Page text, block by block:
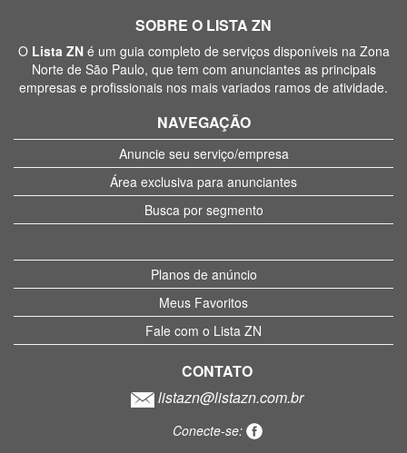
SOBRE O LISTA ZN
O Lista ZNé um guia completo de serviços disponíveis na Zona
Norte de São Paulo, que tem com anunciantes as principais
empresas e profissionais nos mais variados ramos de atividade.
NAVEGAÇÃO
Anuncie seu serviço/empresa
Área exclusiva para anunciantes
Busca por segmento
Planos de anúncio
Meus Favoritos
Fale com o Lista ZN
CONTATO
listazn@listazn.com.br
Conecte-se: